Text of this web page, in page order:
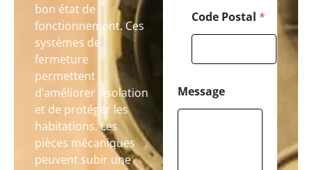
bon état de
fonctionnement. Ces
systèmes de
fermeture
permettent
d’améliorer l’isolation
et de protéger les
habitations. Les
pièces mécaniques
peuvent subir une
Code Postal *
Message